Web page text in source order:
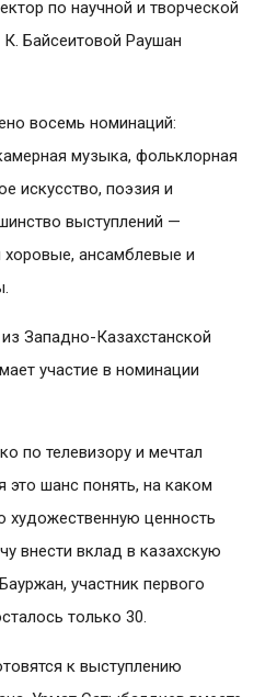
по научной и творческой
Байсеитовой Раушан
восемь номинаций:
музыка, фольклорная
искусство, поэзия и
выступлений —
ансамблевые и
Западно-Казахстанской
участие в номинации
по телевизору и мечтал
шанс понять, на каком
художественную ценность
внести вклад в казахскую
участник первого
только 30.
к выступлению